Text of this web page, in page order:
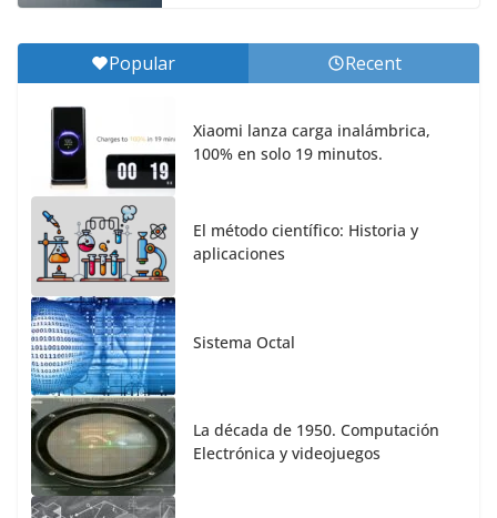
Popular Recent
Xiaomi lanza carga inalámbrica,
100% en solo 19 minutos.
El método científico: Historia y
aplicaciones
Sistema Octal
La década de 1950. Computación
Electrónica y videojuegos